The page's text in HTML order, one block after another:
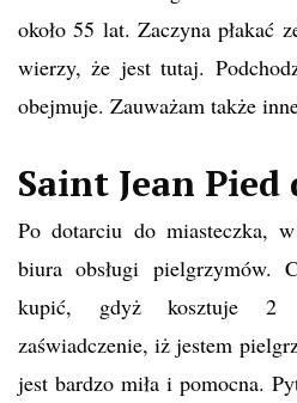
około 55 lat. Zaczyna płakać
wierzy, że jest tutaj.
obejmuje. Zauważam także
Saint Jean Pied
Po dotarciu do miasteczka,
biura obsługi pielgrzymów.
kupić, gdyż kosztuje 2
zaświadczenie, iż jestem
jest bardzo miła i pomocna.